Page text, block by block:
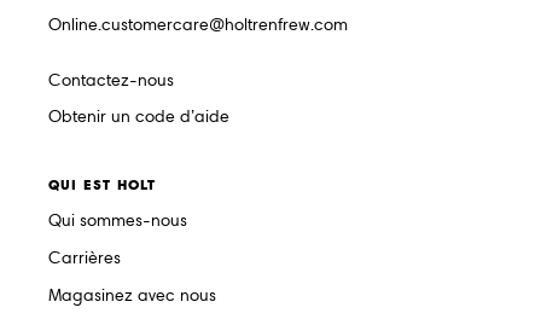
Online.customercare@holtrenfrew.com
Contactez-nous
Obtenir un code d’aide
QUI EST HOLT
Qui sommes-nous
Carrières
Magasinez avec nous